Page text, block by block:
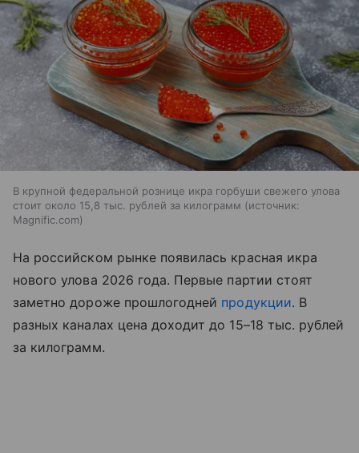
В крупной федеральной рознице икра горбуши свежего улова
стоит около 15,8 тыс. рублей за килограмм
источник:
Magnific.com
На российском рынке появилась красная икра
нового улова 2026 года. Первые партии стоят
заметно дороже прошлогодней продукции. В
разных каналах цена доходит до 15–18 тыс. рублей
за килограмм.